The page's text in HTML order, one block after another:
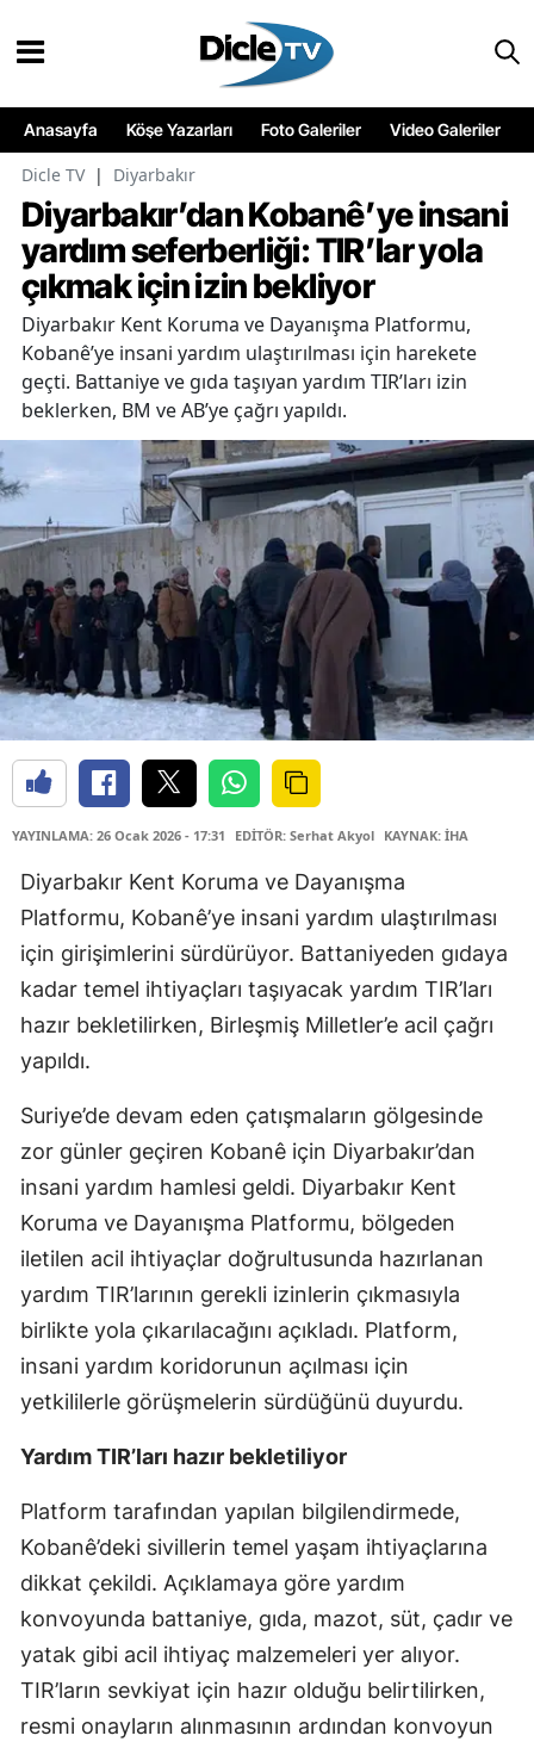
Anasayfa Köşe Yazarları Foto Galeriler Video Galeriler
Dicle TV | Diyarbakır
Diyarbakır’dan Kobanê’ye insani
yardım seferberliği: TIR’lar yola
çıkmak için izin bekliyor
Diyarbakır Kent Koruma ve Dayanışma Platformu,
Kobanê’ye insani yardım ulaştırılması için harekete
geçti. Battaniye ve gıda taşıyan yardım TIR’ları izin
beklerken, BM ve AB’ye çağrı yapıldı.
YAYINLAMA: 26 Ocak 2026 - 17:31 EDİTÖR: Serhat Akyol KAYNAK: İHA
Diyarbakır Kent Koruma ve Dayanışma
Platformu, Kobanê’ye insani yardım ulaştırılması
için girişimlerini sürdürüyor. Battaniyeden gıdaya
kadar temel ihtiyaçları taşıyacak yardım TIR’ları
hazır bekletilirken, Birleşmiş Milletler’e acil çağrı
yapıldı.
Suriye’de devam eden çatışmaların gölgesinde
zor günler geçiren Kobanê için Diyarbakır’dan
insani yardım hamlesi geldi. Diyarbakır Kent
Koruma ve Dayanışma Platformu, bölgeden
iletilen acil ihtiyaçlar doğrultusunda hazırlanan
yardım TIR’larının gerekli izinlerin çıkmasıyla
birlikte yola çıkarılacağını açıkladı. Platform,
insani yardım koridorunun açılması için
yetkililerle görüşmelerin sürdüğünü duyurdu.
Yardım TIR’ları hazır bekletiliyor
Platform tarafından yapılan bilgilendirmede,
Kobanê’deki sivillerin temel yaşam ihtiyaçlarına
dikkat çekildi. Açıklamaya göre yardım
konvoyunda battaniye, gıda, mazot, süt, çadır ve
yatak gibi acil ihtiyaç malzemeleri yer alıyor.
TIR’ların sevkiyat için hazır olduğu belirtilirken,
resmi onayların alınmasının ardından konvoyun